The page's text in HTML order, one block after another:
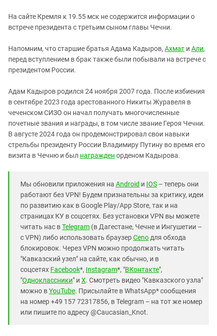
На сайте Кремля к 19.55 мск не содержится информации о
встрече президента с третьим сыном главы Чечни.
Напомним, что старшие братья Адама Кадыров, Ахмат и Али,
перед вступлением в брак также были побывали на встрече с
президентом России.
Адам Кадыров родился 24 ноября 2007 года. После избиения
в сентябре 2023 года арестованного Никиты Журавеля в
чеченском СИЗО он начал получать многочисленные
почетные звания и награды, в том числе звание Героя Чечни.
В августе 2024 года он продемонстрировал свои навыки
стрельбы президенту России Владимиру Путину во время его
визита в Чечню и был награжден орденом Кадырова.
Мы обновили приложения на Android и IOS – теперь они
работают без VPN! Будем признательны за критику, идеи
по развитию как в Google Play/App Store, так и на
страницах КУ в соцсетях. Без установки VPN вы можете
читать нас вTelegram (в Дагестане, Чечне и Ингушетии –
с VPN) либо использовать браузерCeno для обхода
блокировок. Через VPN можно продолжать читать
"Кавказский узел" на сайте, как обычно, и в
соцсетях Facebook*, Instagram*, "ВКонтакте",
"Одноклассники" и X. Смотреть видео "Кавказского узла"
можно вYouTube. Присылайте в WhatsApp* сообщения
на номер +49 157 72317856, в Telegram – на тот же номер
или пишите по адресу @Caucasian_Knot.